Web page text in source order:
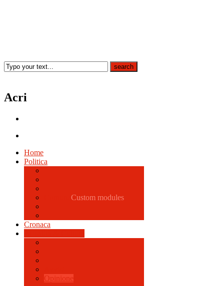
Acri
Home
Politica
Custom modules
Cronaca
Opinione